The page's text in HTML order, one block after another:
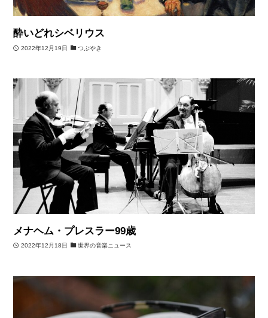
酔いどれシベリウス
2022年12月19日 つぶやき
メナヘム・プレスラー99歳
2022年12月18日 世界の音楽ニュース